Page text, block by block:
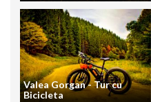
Valea Gorgan - Tur cu
Bicicleta